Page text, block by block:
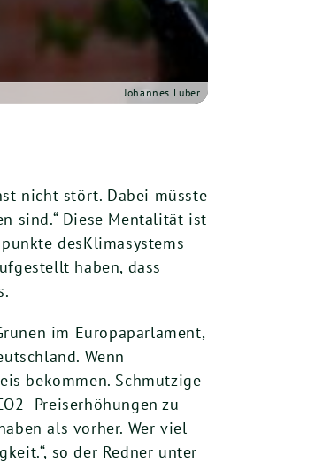
Johannes Luber
nicht stört. Dabei müsste
sind.“ Diese Mentalität ist
desKlimasystems
haben, dass
im Europaparlament,
Wenn
bekommen. Schmutzige
Preiserhöhungen zu
als vorher. Wer viel
so der Redner unter